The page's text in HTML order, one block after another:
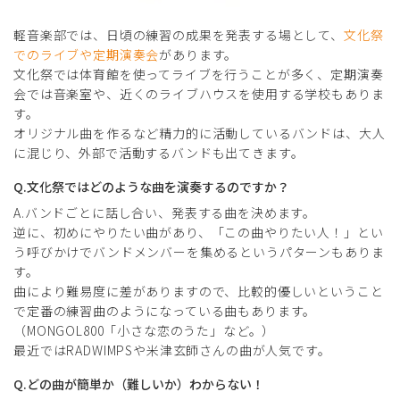
軽音楽部では、日頃の練習の成果を発表する場として、 文化祭
でのライブや定期演奏会があります。
文化祭では体育館を使ってライブを行うことが多く、定期演奏
会では音楽室や、近くのライブハウスを使用する学校もありま
す。
オリジナル曲を作るなど精力的に活動しているバンドは、大人
に混じり、外部で活動するバンドも出てきます。
Q.文化祭ではどのような曲を演奏するのですか？
A.バンドごとに話し合い、発表する曲を決めます。
逆に、初めにやりたい曲があり、「この曲やりたい人！」とい
う呼びかけでバンドメンバーを集めるというパターンもありま
す。
曲により難易度に差がありますので、比較的優しいということ
で定番の練習曲のようになっている曲もあります。
（MONGOL800「小さな恋のうた」など。）
最近ではRADWIMPSや米津玄師さんの曲が人気です。
Q.どの曲が簡単か（難しいか）わからない！